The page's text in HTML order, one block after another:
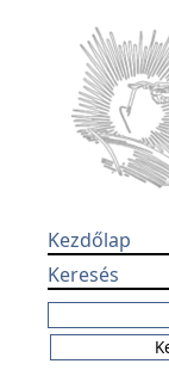
Kezdőlap
Keresés